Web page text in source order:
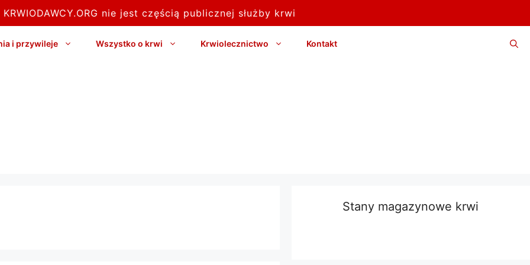
nie jest częścią publicznej służby krwi
i przywileje Wszystko o krwi Krwiolecznictwo Kontakt
Stany magazynowe krwi